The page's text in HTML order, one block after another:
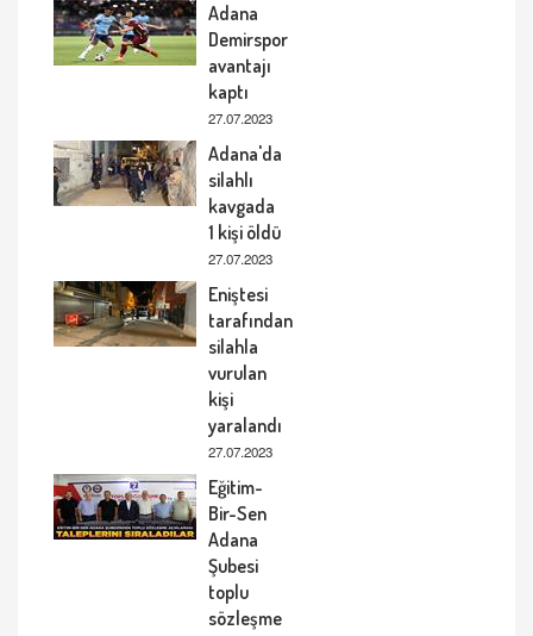
Adana
Demirspor
avantajı
kaptı
27.07.2023
Adana'da
silahlı
kavgada
1 kişi öldü
27.07.2023
Eniştesi
tarafından
silahla
vurulan
kişi
yaralandı
27.07.2023
Eğitim-
Bir-Sen
Adana
Şubesi
toplu
sözleşme